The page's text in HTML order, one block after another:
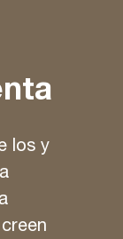
los y